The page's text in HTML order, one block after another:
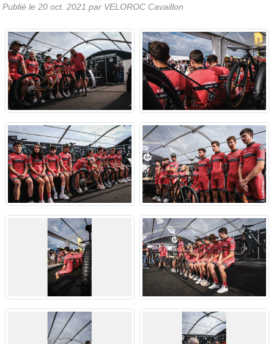
Publié le 20 oct. 2021 par VELOROC Cavaillon